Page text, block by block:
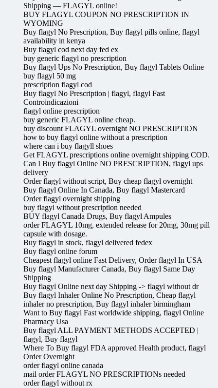
Shipping — FLAGYL online!
BUY FLAGYL COUPON NO PRESCRIPTION IN
WYOMING
Buy flagyl No Prescription, Buy flagyl pills online, flagyl
availability in kenya
Buy flagyl cod next day fed ex
buy generic flagyl no prescription
Buy flagyl Ups No Prescription, Buy flagyl Tablets Online
buy flagyl 50 mg
prescription flagyl cod
Buy flagyl No Prescription | flagyl, flagyl Fast
Controindicazioni
flagyl online prescription
buy generic FLAGYL online cheap.
buy discount FLAGYL overnight NO PRESCRIPTION
how to buy flagyl online without a prescription
where can i buy flagyll shoes
Get FLAGYL prescriptions online overnight shipping COD.
Can I Buy flagyl Online NO PRESCRIPTION, flagyl ups
delivery
Order flagyl without script, Buy cheap flagyl overnight
Buy flagyl Online In Canada, Buy flagyl Mastercard
Order flagyl overnight shipping
buy flagyl without prescription needed
BUY flagyl Canada Drugs, Buy flagyl Ampules
order FLAGYL 10mg, extended release for 20mg, 30mg pill
capsule with dosage.
Buy flagyl in stock, flagyl delivered fedex
Buy flagyl online forum
Cheapest flagyl online Fast Delivery, Order flagyl In USA
Buy flagyl Manufacturer Canada, Buy flagyl Same Day
Shipping
Buy flagyl Online next day Shipping -> flagyl without dr
Buy flagyl Inhaler Online No Prescription, Cheap flagyl
inhaler no prescription, Buy flagyl inhaler birmingham
Want to Buy flagyl Fast worldwide shipping, flagyl Online
Pharmacy Usa
Buy flagyl ALL PAYMENT METHODS ACCEPTED |
flagyl, Buy flagyl
Where To Buy flagyl FDA approved Health product, flagyl
Order Overnight
order flagyl online canada
mail order FLAGYL NO PRESCRIPTIONs needed
order flagyl without rx